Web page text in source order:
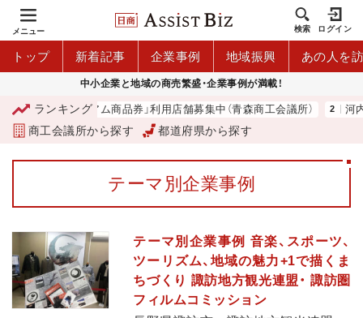
メニュー 検索 ログイン
トップ 新着記事 企業事例 地域振興 あの人を
中小企業と地域の商売繁盛・企業事例が満載！
ランキング
「青森市プレミアム商品券」利用店舗募集中（青森商工会議所） 河内
商工会議所から探す 都道府県から探す
テーマ別企業事例
テーマ別企業事例 音楽、スポーツ、
ツーリズム、地域の魅力+1で描くま
ちづくり 諏訪地方観光連盟・ 諏訪圏
フィルムコミッション